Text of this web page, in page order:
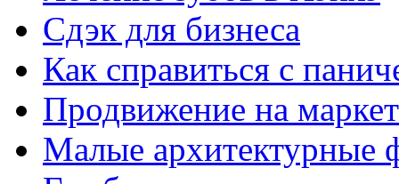
Сдэк для бизнеса
Как справиться с
Продвижение на
Малые архитектурные